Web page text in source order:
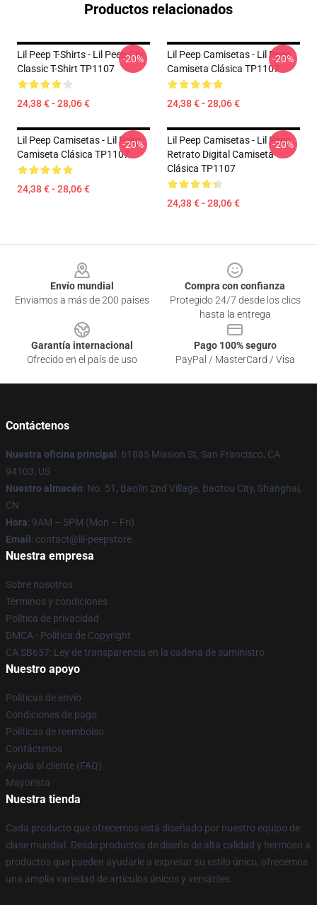
Productos relacionados
Lil Peep T-Shirts - Lil Peep Cry
Classic T-Shirt TP1107
24,38 € - 28,06 €
-20%
Lil Peep Camisetas - Lil Peep
Camiseta Clásica TP1107
24,38 € - 28,06 €
-20%
Lil Peep Camisetas - Lil Peep
Camiseta Clásica TP1107
24,38 € - 28,06 €
-20%
Lil Peep Camisetas - Lil Peep
Retrato Digital Camiseta
Clásica TP1107
24,38 € - 28,06 €
-20%
Envío mundial
Enviamos a más de 200 países
Compra con confianza
Protegido 24/7 desde los clics
hasta la entrega
Garantía internacional
Ofrecido en el país de uso
Pago 100% seguro
PayPal / MasterCard / Visa
Contáctenos
Nuestra oficina principal : 61885 Mission St, San Francisco, CA
94103, US
Nuestro almacén: No. 51, Baolin 2nd Village, Baotou City, Shanghai,
CN
Hora: 9AM – 5PM (Mon – Fri)
Email : contact@lil-peepstore.
Nuestra empresa
Sobre nosotros
Términos y condiciones
Política de privacidad
DMCA - Política de Copyright
CA SB657: Ley de transparencia en la cadena de suministro
Nuestro apoyo
Políticas de envío
Condiciones de pago
Políticas de reembolso
Contáctenos
Ayuda al cliente (FAQ)
Mayorista
Nuestra tienda
Cada producto que ofrecemos está diseñado por nuestro equipo de
clase mundial. Desde productos de diseño de alta calidad y hermoso a
productos que pueden ayudarle a expresar su estilo único, ofrecemos
una amplia variedad de artículos únicos y versátiles.